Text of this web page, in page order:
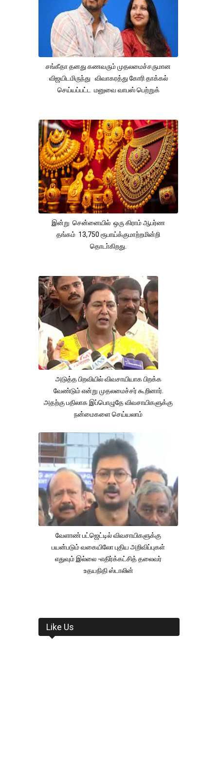
சங்கீதா தனது கணவரும் முதலமைச்சருமான
விஜயிடமிருந்து விவாகரத்து கோரி தாக்கல்
செய்யப்பட்ட மனுவை வாபஸ் பெற்றுக்
இன்று சென்னையில் ஒரு கிராம் ஆபர்ண
தங்கம் 13,750 ரூபாய்க்குமாற்றமின்றி
தொடா்கிறது.
அடுத்த பிறவியில் விவசாயியாக பிறக்க
வேண்டும் என்று முதலமைச்சர் கூறினார்.
அதற்கு பதிலாக இப்பொழுதே விவசாயிகளுக்கு
நன்மைகளை செய்யலாம்
வேளாண் பட்ஜெட்டில் விவசாயிகளுக்கு
பயன்படும் வகையிலோ புதிய அறிவிப்புகள்
எதுவும் இல்லை -எதிர்க்கட்சித் தலைவர்
உதயநிதி ஸ்டாலின்
Like Us